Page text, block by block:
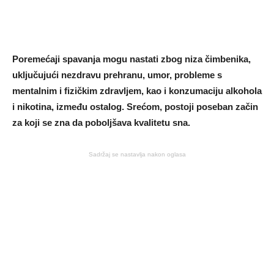
Poremećaji spavanja mogu nastati zbog niza čimbenika,
uključujući nezdravu prehranu, umor, probleme s
mentalnim i fizičkim zdravljem, kao i konzumaciju alkohola
i nikotina, između ostalog. Srećom, postoji poseban začin
za koji se zna da poboljšava kvalitetu sna.
Sadržaj se nastavlja nakon oglasa